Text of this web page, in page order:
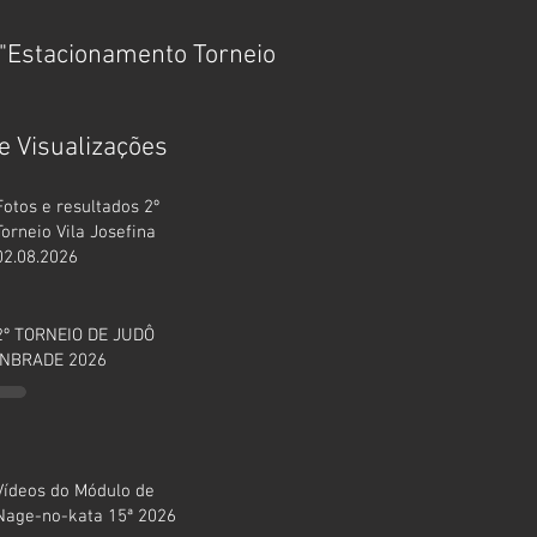
Torneio
Visualizações
e resultados 2º
Vila Josefina
TORNEIO DE JUDÔ
2026
do Módulo de
no-kata 15ª 2026